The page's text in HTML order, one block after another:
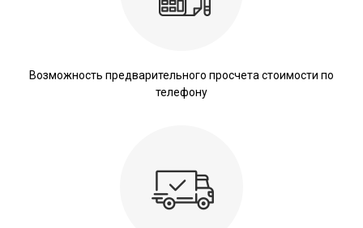
Возможность предварительного просчета стоимости по
телефону